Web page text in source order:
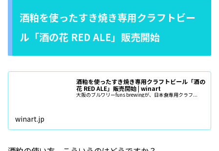
酒粕を使ったすき焼き専用クラフトビー
ル「酒の花 RED ALE」販売開始
酒粕を使ったすき焼き専用クラフトビール「酒の
花 RED ALE」販売開始 | winart
大阪のブルワリーfuns brewingが、日本食専用クラフ...
winart.jp